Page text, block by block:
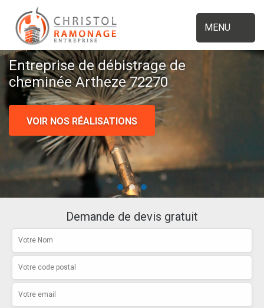
MENU
Entreprise de débistrage de
cheminée Artheze 72270
VOIR NOS RÉALISATIONS
Demande de devis gratuit